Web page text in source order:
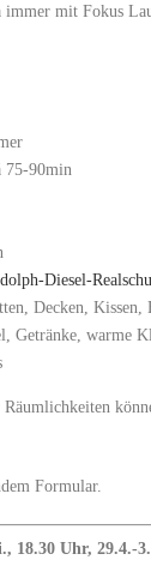
mit Fokus
75-90min
Diesel-
Decken, Kissen,
Getränke, warme
Formular.
18.30 Uhr, 29.4.-